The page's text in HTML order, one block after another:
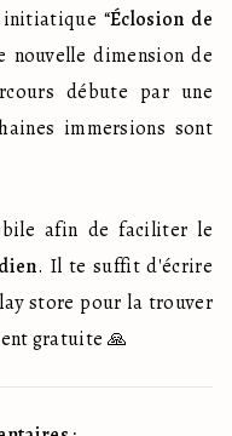
initiatique “Éclosion de
dimension de
débute par une
immersions sont
. Il te suffit d'écrire
store pour la trouver
gratuite 🙏